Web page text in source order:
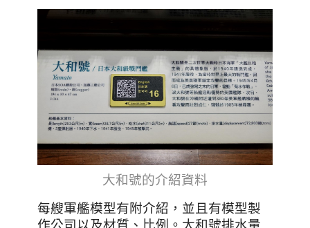
大和號的介紹資料
每艘軍艦模型有附介紹，並且有模型製
作公司以及材質、比例。大和號排水量